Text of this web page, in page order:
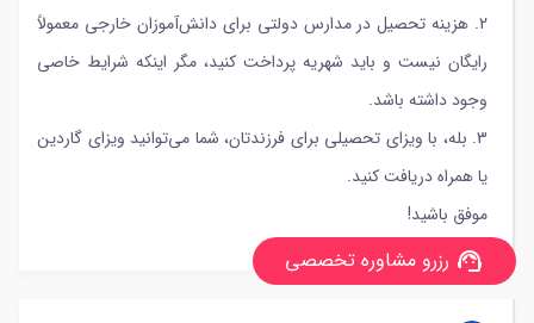
2. هزینه تحصیل در مدارس دولتی برای دانش‌آموزان خارجی معمولاً
رایگان نیست و باید شهریه پرداخت کنید، مگر اینکه شرایط خاصی
وجود داشته باشد.
3. بله، با ویزای تحصیلی برای فرزندتان، شما می‌توانید ویزای گاردین
یا همراه دریافت کنید.
موفق باشید!
support_agent رزرو مشاوره تخصصی